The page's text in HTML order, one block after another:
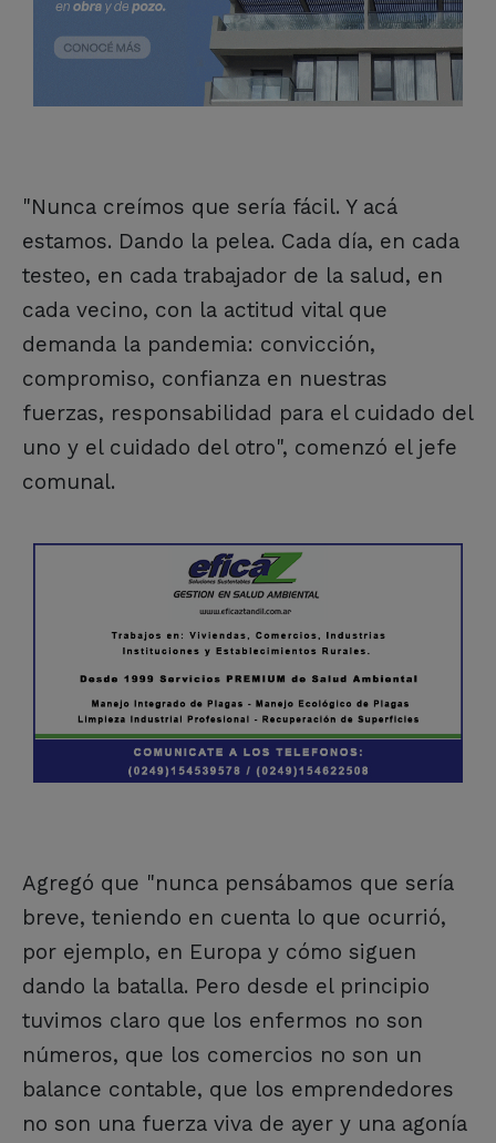
"Nunca creímos que sería fácil. Y acá
estamos. Dando la pelea. Cada día, en cada
testeo, en cada trabajador de la salud, en
cada vecino, con la actitud vital que
demanda la pandemia: convicción,
compromiso, confianza en nuestras
fuerzas, responsabilidad para el cuidado del
uno y el cuidado del otro", comenzó el jefe
comunal.
Agregó que "nunca pensábamos que sería
breve, teniendo en cuenta lo que ocurrió,
por ejemplo, en Europa y cómo siguen
dando la batalla. Pero desde el principio
tuvimos claro que los enfermos no son
números, que los comercios no son un
balance contable, que los emprendedores
no son una fuerza viva de ayer y una agonía